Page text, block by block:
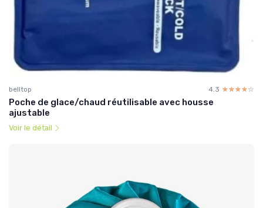
belltop 4.3 ☆☆☆☆☆
★★★★★
Poche de glace/chaud réutilisable avec housse
ajustable
Voir le détail